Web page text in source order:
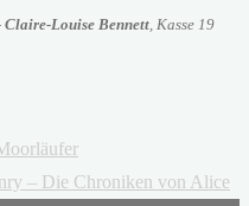
Claire-Louise Bennett, Kasse 19
– Die Chroniken von Alice